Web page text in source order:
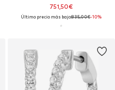
751,50€
Último precio más bajo:835,00€-10%